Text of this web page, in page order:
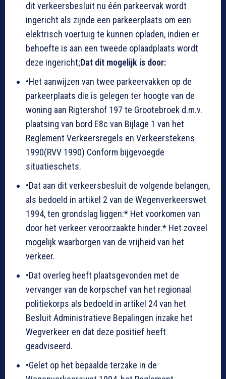
dit verkeersbesluit nu één parkeervak wordt
ingericht als zijnde een parkeerplaats om een
elektrisch voertuig te kunnen opladen, indien er
behoefte is aan een tweede oplaadplaats wordt
deze ingericht;Dat dit mogelijk is door:
•Het aanwijzen van twee parkeervakken op de
parkeerplaats die is gelegen ter hoogte van de
woning aan Rigtershof 197 te Grootebroek d.m.v.
plaatsing van bord E8c van Bijlage 1 van het
Reglement Verkeersregels en Verkeerstekens
1990(RVV 1990) Conform bijgevoegde
situatieschets.
•Dat aan dit verkeersbesluit de volgende belangen,
als bedoeld in artikel 2 van de Wegenverkeerswet
1994, ten grondslag liggen:* Het voorkomen van
door het verkeer veroorzaakte hinder.* Het zoveel
mogelijk waarborgen van de vrijheid van het
verkeer.
•Dat overleg heeft plaatsgevonden met de
vervanger van de korpschef van het regionaal
politiekorps als bedoeld in artikel 24 van het
Besluit Administratieve Bepalingen inzake het
Wegverkeer en dat deze positief heeft
geadviseerd.
•Gelet op het bepaalde terzake in de